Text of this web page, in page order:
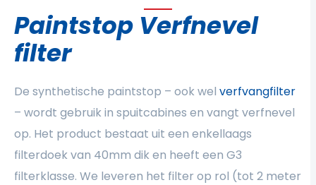
Paintstop Verfnevel
filter
De synthetische paintstop – ook wel verfvangfilter
– wordt gebruik in spuitcabines en vangt verfnevel
op. Het product bestaat uit een enkellaags
filterdoek van 40mm dik en heeft een G3
filterklasse. We leveren het filter op rol (tot 2 meter